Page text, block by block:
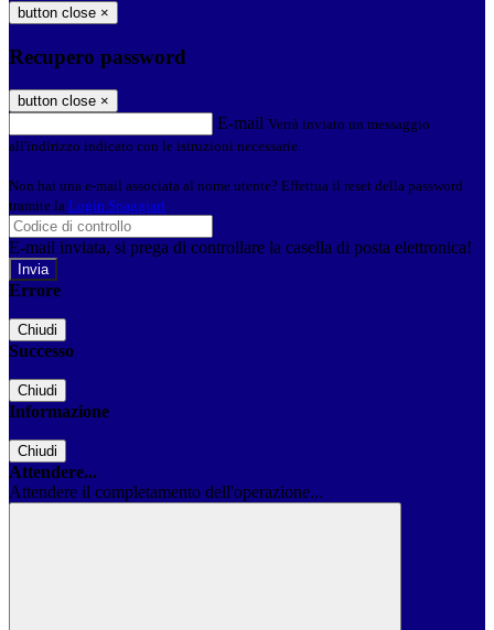
button close ×
Recupero password
button close ×
E-mail Verrà inviato un messaggio
all'indirizzo indicato con le istruzioni necessarie.
Non hai una e-mail associata al nome utente? Effettua il reset della password
tramite la Login Spaggiari
E-mail inviata, si prega di controllare la casella di posta elettronica!
Errore
Chiudi
Successo
Chiudi
Informazione
Chiudi
Attendere...
Attendere il completamento dell'operazione...